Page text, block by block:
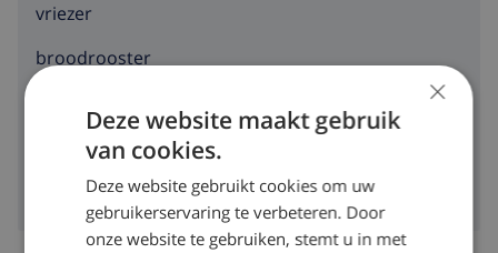
vriezer
broodrooster
wasmachine
×
Deze website maakt gebruik
van cookies.
Deze website gebruikt cookies om uw
gebruikerservaring te verbeteren. Door
onze website te gebruiken, stemt u in met